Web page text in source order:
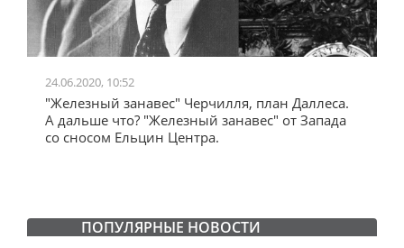
24.06.2020, 10:52
"Железный занавес" Черчилля, план Даллеса.
А дальше что? "Железный занавес" от Запада
со сносом Ельцин Центра.
ПОПУЛЯРНЫЕ НОВОСТИ